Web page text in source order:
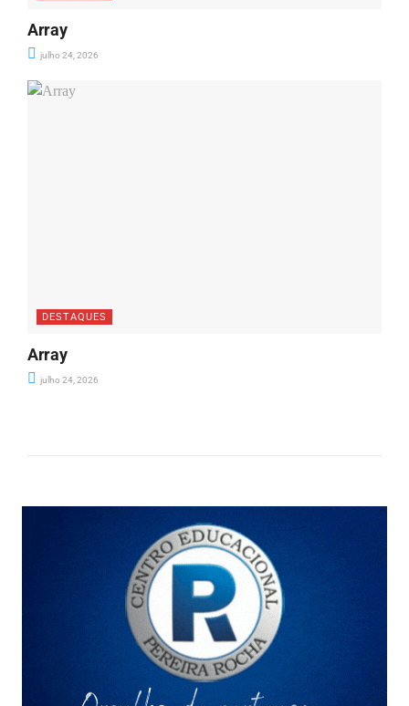
Array
julho 24, 2026
DESTAQUES
Array
julho 24, 2026